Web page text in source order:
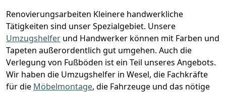
Renovierungsarbeiten Kleinere handwerkliche
Tätigkeiten sind unser Spezialgebiet. Unsere
Umzugshelfer und Handwerker können mit Farben und
Tapeten außerordentlich gut umgehen. Auch die
Verlegung von Fußböden ist ein Teil unseres Angebots.
Wir haben die Umzugshelfer in Wesel, die Fachkräfte
für die Möbelmontage, die Fahrzeuge und das nötige